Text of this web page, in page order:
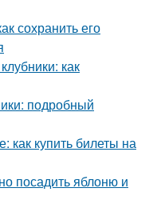
сохранить его
как
подробный
как купить билеты на
посадить яблоню и